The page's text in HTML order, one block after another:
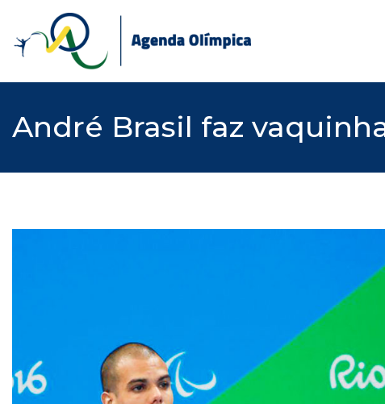
content
André Brasil faz